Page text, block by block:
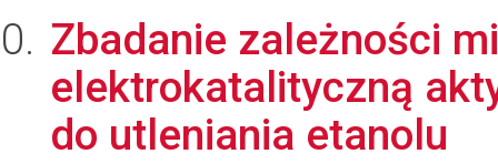
Zbadanie zależności
elektrokatalityczną
do utleniania etanolu